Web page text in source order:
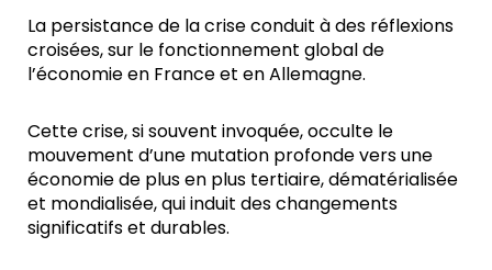
La persistance de la crise conduit à des réflexions
croisées, sur le fonctionnement global de
l’économie en France et en Allemagne.
Cette crise, si souvent invoquée, occulte le
mouvement d’une mutation profonde vers une
économie de plus en plus tertiaire, dématérialisée
et mondialisée, qui induit des changements
significatifs et durables.